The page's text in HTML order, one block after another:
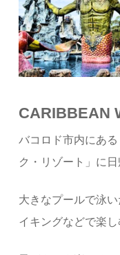
CARIBBEAN
バコロド市内にあ
ク・リゾート」に
大きなプールで泳
イキングなどで楽し